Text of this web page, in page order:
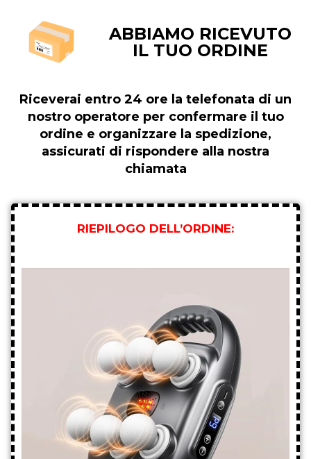
ABBIAMO RICEVUTO
IL TUO ORDINE
Riceverai entro 24 ore la telefonata di un
nostro operatore per confermare il tuo
ordine e organizzare la spedizione,
assicurati di rispondere alla nostra
chiamata
RIEPILOGO DELL’ORDINE: